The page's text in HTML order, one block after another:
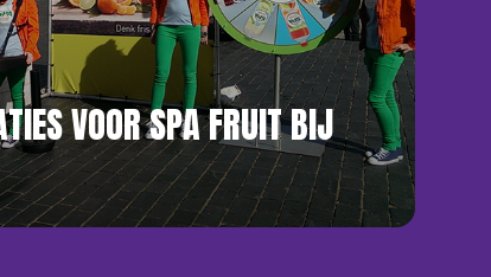
VOOR SPA FRUIT BIJ